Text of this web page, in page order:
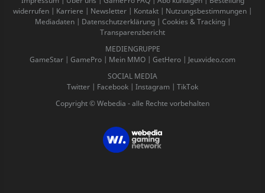
widerrufen | Karriere | Newsletter | Kontakt | Nutzungsbestimmungen |
Mediadaten| Datenschutzerklärung| Cookies & Tracking|
Transparenzbericht
MEDIENGRUPPE
GameStar | GamePro | Mein MMO | GetHero | Jeuxvideo.com
SOCIAL MEDIA
Twitter | Facebook | Instagram | TikTok
Copyright © Webedia - alle Rechte vorbehalten